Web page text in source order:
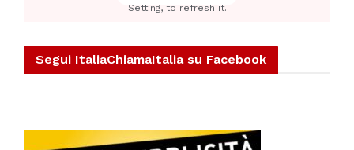
Setting, to refresh it.
Segui ItaliaChiamaItalia su Facebook